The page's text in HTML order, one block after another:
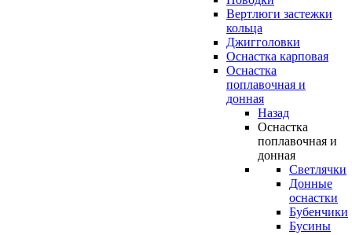
Вертлюги застежки
кольца
Джигголовки
Оснастка карповая
Оснастка
поплавочная и
донная
Назад
Оснастка
поплавочная и
донная
Светлячки
Донные
оснастки
Бубенчики
Бусины